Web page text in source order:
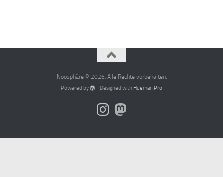
Noosphäre © 2026. Alle Rechte vorbehalten.
Powered by - Designed with Hueman Pro